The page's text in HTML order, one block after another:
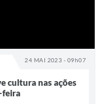
24 MAI 2023 - 09h07
cultura nas ações
feira